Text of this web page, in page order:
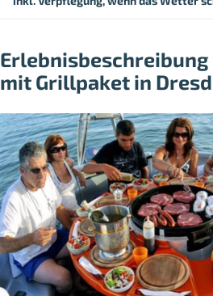
mit Grillpaket in